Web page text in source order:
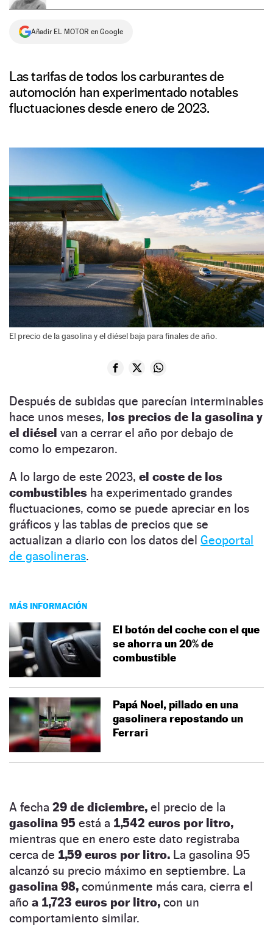
Añadir EL MOTOR en Google
Las tarifas de todos los carburantes de
automoción han experimentado notables
fluctuaciones desde enero de 2023.
El precio de la gasolina y el diésel baja para finales de año.
Después de subidas que parecían interminables
hace unos meses, los precios de la gasolina y
el diésel van a cerrar el año por debajo de
como lo empezaron.
A lo largo de este 2023, el coste de los
combustibles ha experimentado grandes
fluctuaciones, como se puede apreciar en los
gráficos y las tablas de precios que se
actualizan a diario con los datos del Geoportal
de gasolineras.
MÁS INFORMACIÓN
El botón del coche con el que
se ahorra un 20% de
combustible
Papá Noel, pillado en una
gasolinera repostando un
Ferrari
A fecha 29 de diciembre, el precio de la
gasolina 95 está a 1,542 euros por litro,
mientras que en enero este dato registraba
cerca de 1,59 euros por litro. La gasolina 95
alcanzó su precio máximo en septiembre. La
gasolina 98, comúnmente más cara, cierra el
año a 1,723 euros por litro, con un
comportamiento similar.